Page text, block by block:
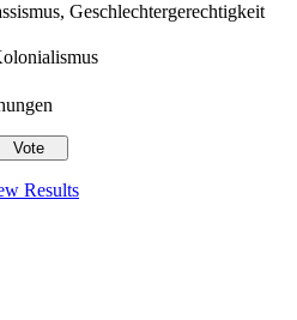
Geschlechtergerechtigkeit
Results